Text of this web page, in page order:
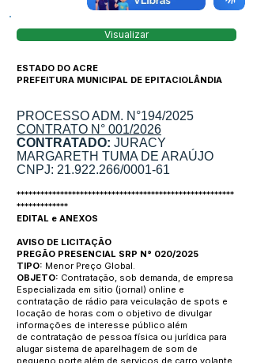
Visualizar
ESTADO DO ACRE
PREFEITURA MUNICIPAL DE EPITACIOLÂNDIA
PROCESSO ADM. N°194/2025
CONTRATO N° 001/2026
CONTRATADO: JURACY
MARGARETH TUMA DE ARAÚJO
CNPJ: 21.922.266/0001-61
*******************************************************
*************
EDITAL e ANEXOS
AVISO DE LICITAÇÃO
PREGÃO PRESENCIAL SRP N° 020/2025
TIPO: Menor Preço Global.
OBJETO: Contratação, sob demanda, de empresa
Especializada em sitio (jornal) online e
contratação de rádio para veiculação de spots e
locação de horas com o objetivo de divulgar
informações de interesse público além
de contratação de pessoa física ou jurídica para
alugar sistema de aparelhagem de som de
pequeno porte além de serviços de carro volante,